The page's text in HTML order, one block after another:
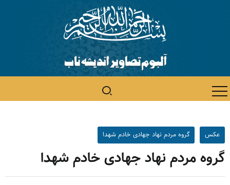
عکس گروه مردم نهاد جهادی خادم شهدا
گروه مردم نهاد جهادی خادم شهدا